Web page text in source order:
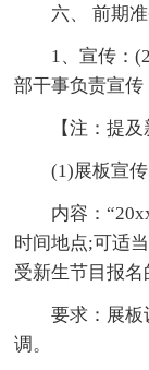
六、 前期准
1、宣传：
部干事负责宣传
【注：提
(1)展板宣传
内容：
时间地点;可适
受新生节目报名
要求：展
调。